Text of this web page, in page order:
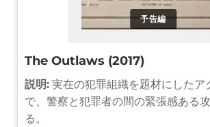
予告編
The Outlaws (2017)
説明: 実在の犯罪組織を題材にしたア
で、警察と犯罪者の間の緊張感ある
る。